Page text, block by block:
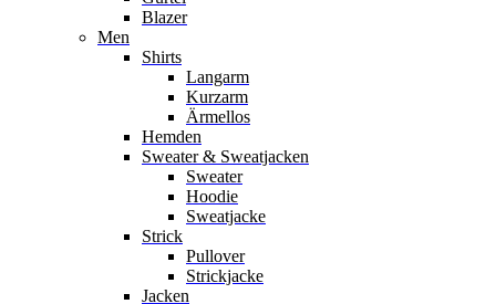
Blazer
Men
Shirts
Langarm
Kurzarm
Ärmellos
Hemden
Sweater & Sweatjacken
Sweater
Hoodie
Sweatjacke
Strick
Pullover
Strickjacke
Jacken